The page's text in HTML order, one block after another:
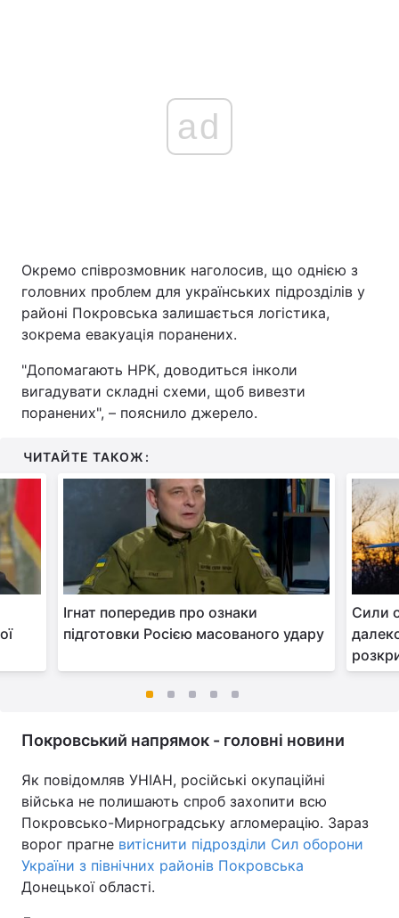
ad
Окремо співрозмовник наголосив, що однією з
головних проблем для українських підрозділів у
районі Покровська залишається логістика,
зокрема евакуація поранених.
"Допомагають НРК, доводиться інколи
вигадувати складні схеми, щоб вивезти
поранених", – пояснило джерело.
ЧИТАЙТЕ ТАКОЖ:
Ігнат попередив про ознаки
підготовки Росією масованого удару
Сили
Покровський напрямок - головні новини
Як повідомляв УНІАН, російські окупаційні
війська не полишають спроб захопити всю
Покровсько-Мирноградську агломерацію. Зараз
ворог прагне витіснити підрозділи Сил оборони
України з північних районів Покровська
Донецької області.